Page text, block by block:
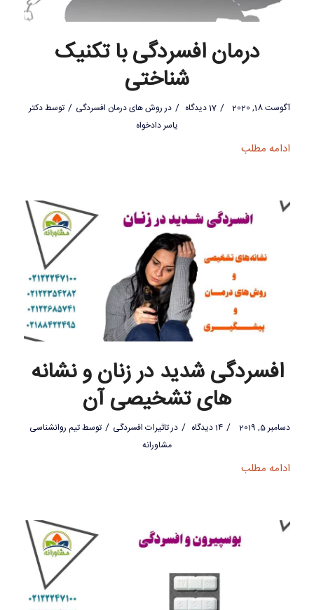
درمان افسردگی با تکنیک
شناختی
آگوست 18, 2020 / 17 دیدگاه / در روش های درمان افسردگی / توسطدکتر
یاسر دادخواه
ادامه مطلب
افسردگی شدید در زنان و نشانه
های تشخیصی آن
دسامبر 5, 2019 / 14 دیدگاه / درتاثیرات افسردگی / توسطتیم روانشناسی
مشاورانه
ادامه مطلب